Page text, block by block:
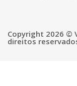
Copyright 2026 ©
direitos